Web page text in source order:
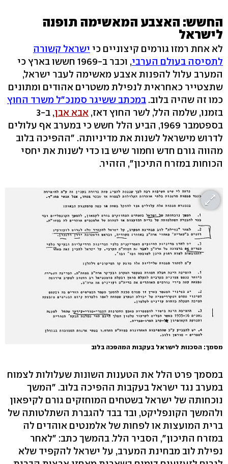
החשש: האצבע המאשימה תופנה
לישראל
לא אחת רמזו גורמים קיצוניים כי ישראל קשורה
לתסיסה בעולם הערבי
, וכבר ב-1969 חששו בארץ כי
המערב עלול להפנות אצבע מאשימה לעבר ישראל,
שתצטייר כאחראית לנפילת משטרים אהודים ומתונים
כמו זה שהיה בלוב. במכתב ששיגר סמנכ"ל משרד החוץ
בזמנו, שלמה הלל, לשר החוץ דאז, אבא אבן
, ב-3
בספטמבר 1969, הביע הלל חשש כי במערב אף עלולים
לדרוש מישראל לשנות את מדיניותה. "ההפיכה בלוב
מהווה גורם חדש וחמור שיש בו כדי לשנות את יחסי
הכוחות במזרח התיכון", הזהיר.
מסמך: הסכנות לישראל בעקבות המהפכה בלוב
במסמך פרט הלל את הטענות השונות שעלולות לצמוח
במערב נגד ישראל בעקבות ההפיכה בלוב. "המשך
נוכחותה של ישראל בשטחים המוחזקים גורם לקיפאון
ולהמשך הקונפליקט, ובד בבד להגברת השתלטותה של
ברית המועצות או לפחות של אלמנטים אוהדים לה
במזרח התיכון", הסביר הלל. בהמשך כתב: "לאחר
נפילת לוב מבחינת המערב, על ישראל להקפיד שלא